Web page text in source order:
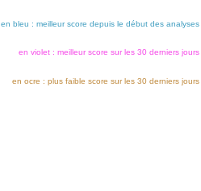
en bleu : meilleur score depuis le début des analyses
en violet : meilleur score sur les 30 derniers jours
en ocre : plus faible score sur les 30 derniers jours